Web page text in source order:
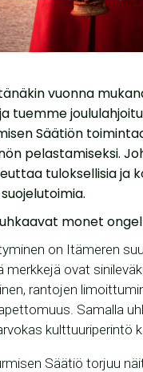
vuonna
tuemme
Säätiön
pelastamiseksi.
tuloksellisia ja
monet
on Itämeren
merkkejä ovat
rantojen
Samalla
kulttuuriperintö
Säätiö torjuu